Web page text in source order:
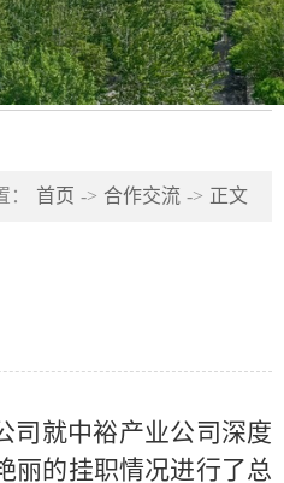
首页 -> 合作交流 -> 正文
司就中裕产业公司深度
丽的挂职情况进行了总